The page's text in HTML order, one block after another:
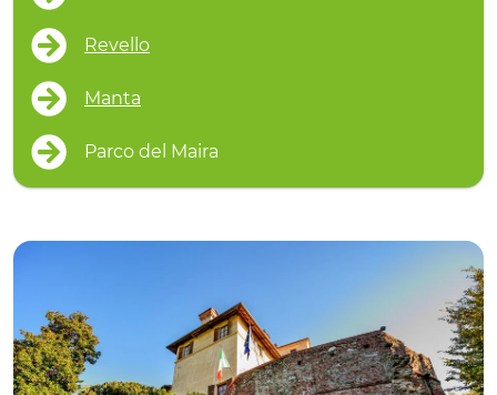
Revello
Manta
Parco del Maira